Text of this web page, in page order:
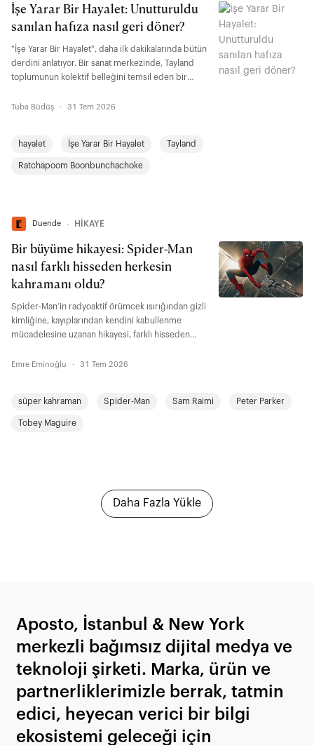
İşe Yarar Bir Hayalet: Unutturuldu
sanılan hafıza nasıl geri döner?
"İşe Yarar Bir Hayalet", daha ilk dakikalarında bütün
derdini anlatıyor. Bir sanat merkezinde, Tayland
toplumunun kolektif belleğini temsil eden bir
öğrenci, atlet, çocuk, keçi... Bir toplumun hafızasını
olduğunuz değil, kimin işine yaradığınız. Filmin
adındaki ironi de tam burada yatıyor.
Tuba Büdüş · 31 Tem 2026
hayalet İşe Yarar Bir Hayalet Tayland
Ratchapoom Boonbunchachoke
Duende ∙ HİKAYE
Bir büyüme hikayesi: Spider-Man
nasıl farklı hisseden herkesin
kahramanı oldu?
Spider-Man’in radyoaktif örümcek ısırığından gizli
kimliğine, kayıplarından kendini kabullenme
mücadelesine uzanan hikayesi, farklı hisseden
büyüme anlatısı aynı zamanda. "Brand New Day"
ettiğini gösteriyor: İnsanlar gerçek benliğiyle
tanışsalar onu yine de severler miydi?
Emre Eminoğlu · 31 Tem 2026
süper kahraman Spider-Man Sam Raimi Peter Parker
Tobey Maguire
Daha Fazla Yükle
Aposto, İstanbul & New York
merkezli bağımsız dijital medya ve
teknoloji şirketi. Marka, ürün ve
partnerliklerimizle berrak, tatmin
edici, heyecan verici bir bilgi
ekosistemi geleceği için